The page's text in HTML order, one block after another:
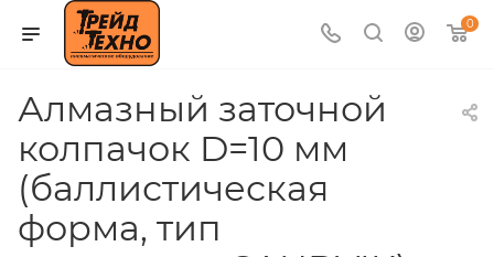
0
Алмазный заточной
колпачок D=10 мм
(баллистическая
форма, тип